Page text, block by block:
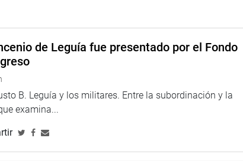
maestro ceramista y artista popular.
de Leguía fue presentado por el Fondo
B. Leguía y los militares. Entre la subordinación y la
examina...